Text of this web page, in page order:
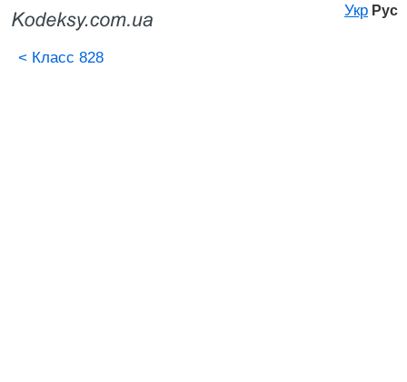
Укр Рус
< Класс 828